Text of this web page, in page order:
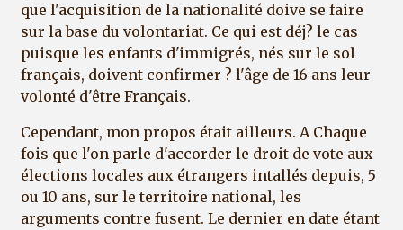
que l'acquisition de la nationalité doive se faire
sur la base du volontariat. Ce qui est déj? le cas
puisque les enfants d'immigrés, nés sur le sol
français, doivent confirmer ? l'âge de 16 ans leur
volonté d'être Français.
Cependant, mon propos était ailleurs. A Chaque
fois que l'on parle d'accorder le droit de vote aux
élections locales aux étrangers intallés depuis, 5
ou 10 ans, sur le territoire national, les
arguments contre fusent. Le dernier en date étant